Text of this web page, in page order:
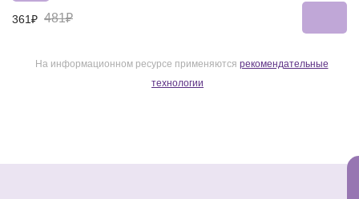
361₽ 481₽
На информационном ресурсе применяются рекомендательные
технологии